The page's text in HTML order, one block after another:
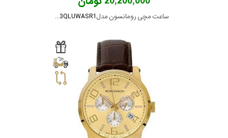
ساعت مچی رومانسون مدل RL6A03QLUWASR1